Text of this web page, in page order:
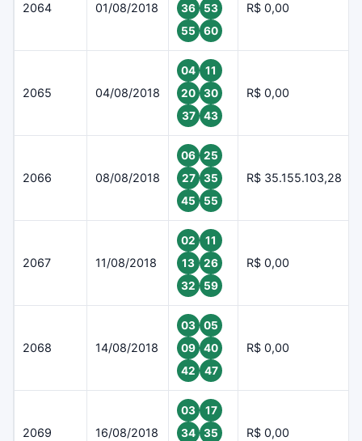
2064 01/08/2018
36
53
55
60
R$ 0,00
2065 04/08/2018
04
11
20
30
37
43
R$ 0,00
2066 08/08/2018
06
25
27
35
45
55
R$ 35.155.103,28
2067 11/08/2018
02
11
13
26
32
59
R$ 0,00
2068 14/08/2018
03
05
09
40
42
47
R$ 0,00
2069 16/08/2018
03
17
34
35
R$ 0,00